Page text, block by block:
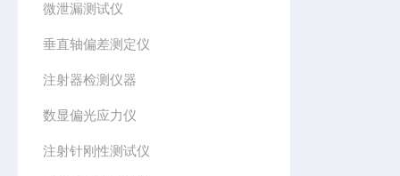
微泄漏测试仪
垂直轴偏差测定仪
注射器检测仪器
数显偏光应力仪
注射针刚性测试仪